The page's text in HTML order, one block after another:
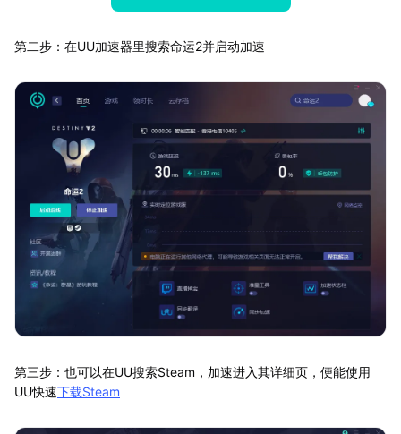
第二步：在UU加速器里搜索命运2并启动加速
第三步：也可以在UU搜索Steam，加速进入其详细页，便能使用
UU快速下载Steam